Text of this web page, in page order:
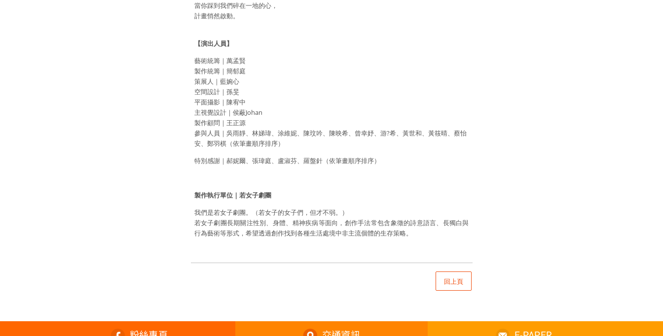
當你踩到我們碎在一地的心，
計畫悄然啟動。
【演出人員】
藝術統籌｜萬孟賢
製作統籌｜簡郁庭
策展人｜藍婉心
空間設計｜孫旻
平面攝影｜陳宥中
主視覺設計｜侯蔽Johan
製作顧問｜王正源
參與人員｜吳雨靜、林娣瑋、涂維妮、陳玟吟、陳映希、曾幸妤、游?希、黃世和、黃筱晴、蔡怡
安、鄭羽棋（依筆畫順序排序）
特別感謝｜郝妮爾、張瑋庭、盧淑芬、羅盤針（依筆畫順序排序）
製作執行單位｜若女子劇團
我們是若女子劇團。（若女子的女子們，但才不弱。）
若女子劇團長期關注性別、身體、精神疾病等面向，創作手法常包含象徵的詩意語言、長獨白與
行為藝術等形式，希望透過創作找到各種生活處境中非主流個體的生存策略。
回上頁